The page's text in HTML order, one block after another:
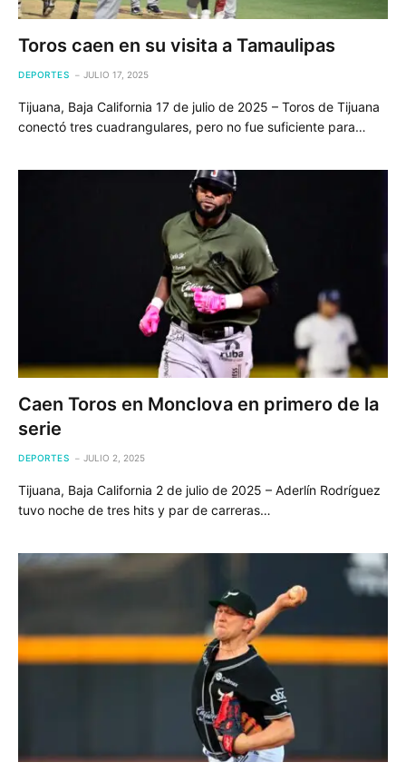
Toros caen en su visita a Tamaulipas
DEPORTES JULIO 17, 2025
Tijuana, Baja California 17 de julio de 2025 – Toros de Tijuana
conectó tres cuadrangulares, pero no fue suficiente para…
Caen Toros en Monclova en primero de la
serie
DEPORTES JULIO 2, 2025
Tijuana, Baja California 2 de julio de 2025 – Aderlín Rodríguez
tuvo noche de tres hits y par de carreras…